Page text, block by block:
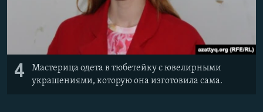
4
Мастерица одета в тюбетейку с ювелирными
украшениями, которую она изготовила сама.